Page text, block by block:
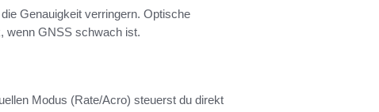
Genauigkeit verringern. Optische
wenn GNSS schwach ist.
Modus (Rate/Acro) steuerst du direkt